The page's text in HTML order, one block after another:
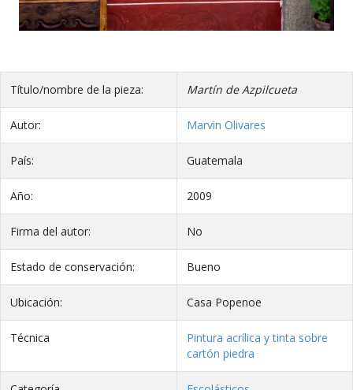
Título/nombre de la pieza: Martín de Azpilcueta
Autor: Marvin Olivares
País: Guatemala
Año: 2009
Firma del autor: No
Estado de conservación: Bueno
Ubicación: Casa Popenoe
Técnica
Pintura acrílica y tinta sobre
cartón piedra